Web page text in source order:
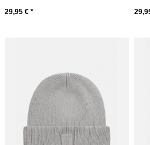
29,95 € *